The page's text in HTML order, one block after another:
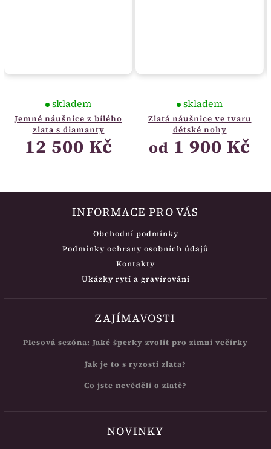
Jemné náušnice z bílého
zlata s diamanty
skladem
12 500 Kč
Zlatá náušnice ve tvaru
dětské nohy
skladem
od 1 900 Kč
INFORMACE PRO VÁS
Obchodní podmínky
Podmínky ochrany osobních údajů
Kontakty
Ukázky rytí a gravírování
ZAJÍMAVOSTI
Plesová sezóna: Jaké šperky zvolit pro zimní večírky
Jak je to s ryzostí zlata?
Co jste nevěděli o zlatě?
NOVINKY